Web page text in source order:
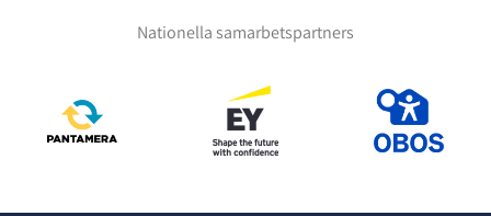
Nationella samarbetspartners